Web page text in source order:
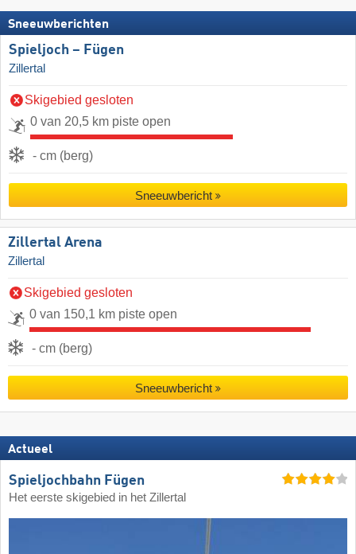
Sneeuwberichten
Spieljoch – Fügen
Zillertal
Skigebied gesloten
0 van 20,5 km piste open
- cm (berg)
Sneeuwbericht
Zillertal Arena
Zillertal
Skigebied gesloten
0 van 150,1 km piste open
- cm (berg)
Sneeuwbericht
Actueel
Spieljochbahn Fügen
Het eerste skigebied in het Zillertal